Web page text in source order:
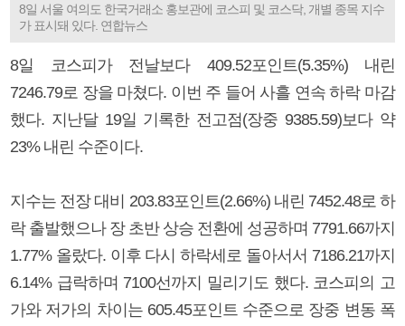
8일 서울 여의도 한국거래소 홍보관에 코스피 및 코스닥, 개별 종목 지수
가 표시돼 있다. 연합뉴스
8일 코스피가 전날보다 409.52포인트(5.35%) 내린
7246.79로 장을 마쳤다. 이번 주 들어 사흘 연속 하락 마감
했다. 지난달 19일 기록한 전고점(장중 9385.59)보다 약
23% 내린 수준이다.
지수는 전장 대비 203.83포인트(2.66%) 내린 7452.48로 하
락 출발했으나 장 초반 상승 전환에 성공하며 7791.66까지
1.77% 올랐다. 이후 다시 하락세로 돌아서서 7186.21까지
6.14% 급락하며 7100선까지 밀리기도 했다. 코스피의 고
가와 저가의 차이는 605.45포인트 수준으로 장중 변동 폭